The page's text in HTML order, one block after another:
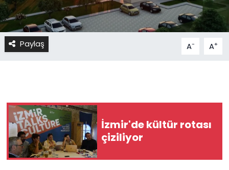
Paylaş A- A+
İzmir'de kültür rotası
çiziliyor